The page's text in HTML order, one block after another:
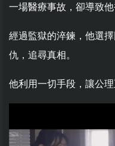
一場醫療事故，卻導致
經過監獄的淬鍊，他選
仇，追尋真相。
他利用一切手段，讓公理